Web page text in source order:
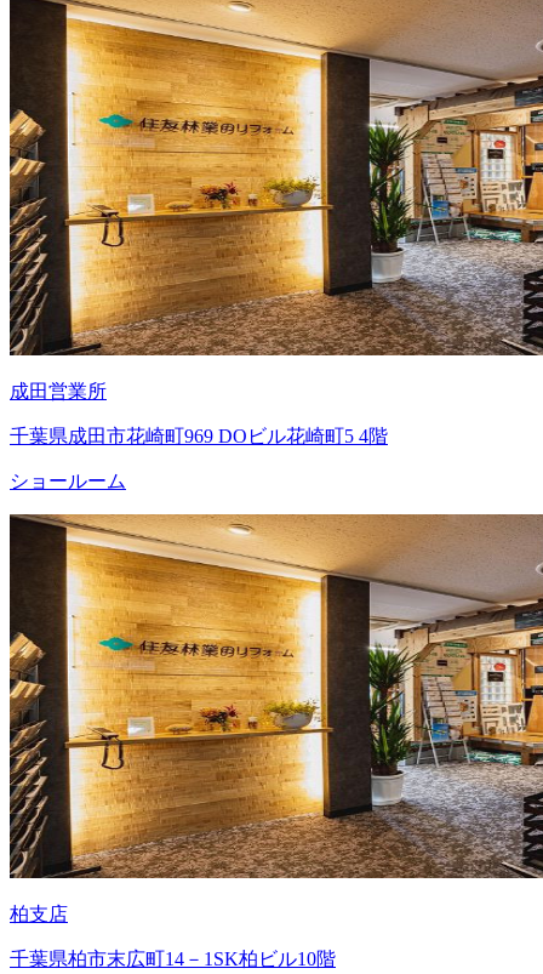
成田営業所
千葉県成田市花崎町969 DOビル花崎町5 4階
ショールーム
柏支店
千葉県柏市末広町14－1SK柏ビル10階